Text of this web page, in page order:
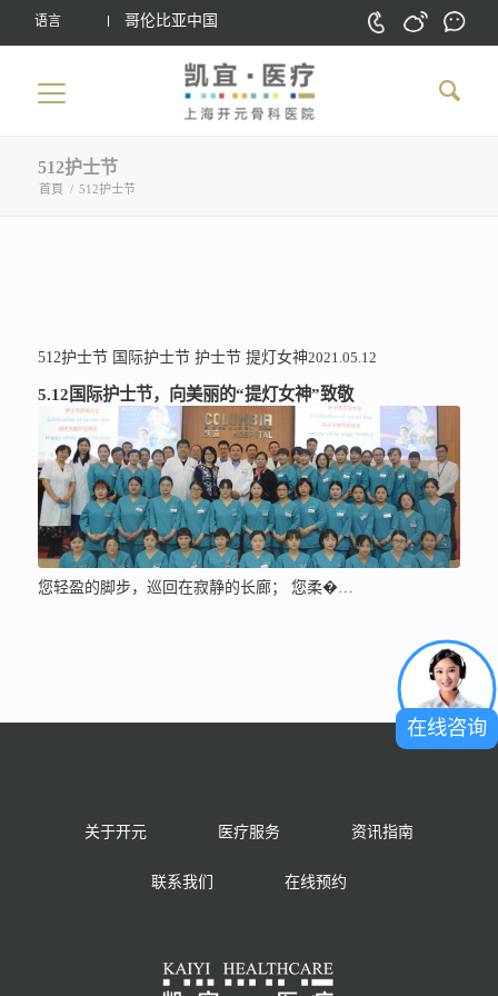
语言 哥伦比亚中国
512护士节
首頁 / 512护士节
512护士节 国际护士节 护士节 提灯女神2021.05.12
5.12国际护士节，向美丽的“提灯女神”致敬
您轻盈的脚步，巡回在寂静的长廊； 您柔�…
关于开元 医疗服务 资讯指南
联系我们 在线预约
在线咨询